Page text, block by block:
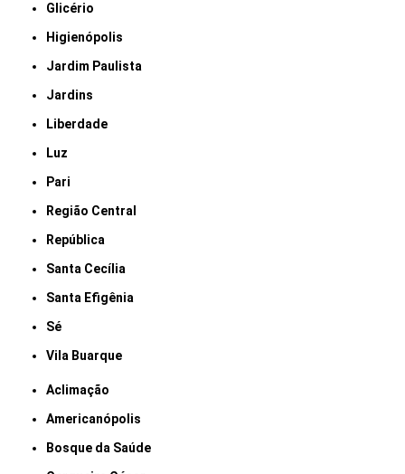
Glicério
Higienópolis
Jardim Paulista
Jardins
Liberdade
Luz
Pari
Região Central
República
Santa Cecília
Santa Efigênia
Sé
Vila Buarque
Aclimação
Americanópolis
Bosque da Saúde